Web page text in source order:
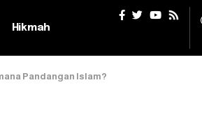
Hikmah
Pandangan Islam?